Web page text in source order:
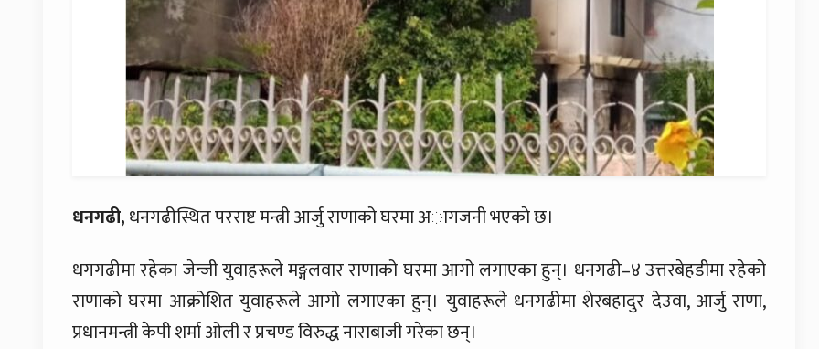
धनगढी,धनगढीस्थित परराष्ट मन्त्री आर्जु राणाको घरमा अागजनी भएकाे छ।
धगगढीमा रहेका जेन्जी युवाहरूले मङ्गलवार राणाको घरमा आगो लगाएका हुन्। धनगढी–४ उत्तरबेहडीमा रहेको
राणाको घरमा आक्रोशित युवाहरूले आगो लगाएका हुन्। युवाहरूले धनगढीमा शेरबहादुर देउवा, आर्जु राणा,
प्रधानमन्त्री केपी शर्मा ओली र प्रचण्ड विरुद्ध नाराबाजी गरेका छन्।